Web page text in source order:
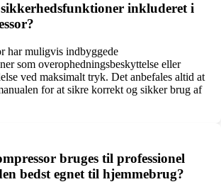
inkluderet i
har muligvis indbyggede
som overophedningsbeskyttelse eller
ved maksimalt tryk. Det anbefales altid at
for at sikre korrekt og sikker brug af
bruges til professionel
bedst egnet til hjemmebrug?